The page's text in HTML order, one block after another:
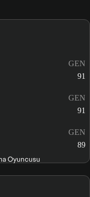
GEN
91
GEN
91
GEN
89
Oyuncusu